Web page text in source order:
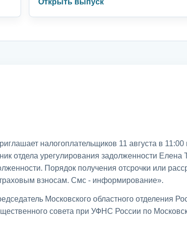
налогоплательщиков 11 августа в 11:00
отдела урегулирования задолженности Елена
Порядок получения отсрочки или
взносам. Смс - информирование».
Московского областного отделения
совета при УФНС России по